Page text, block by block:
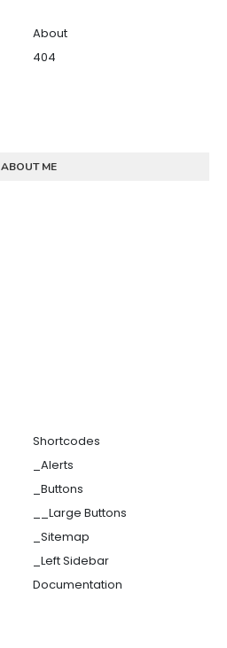
About
404
ABOUT ME
Shortcodes
_Alerts
_Buttons
__Large Buttons
_Sitemap
_Left Sidebar
Documentation